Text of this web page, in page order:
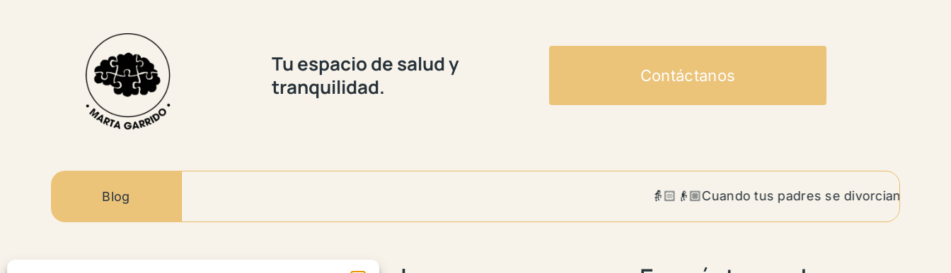
Tu espacio de salud y
tranquilidad.
Contáctanos
Blog 👵🏻👴🏼Cuando tus padres se divorcian siendo